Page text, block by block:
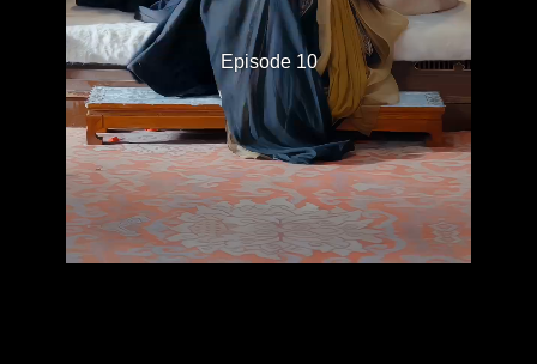
Episode 10